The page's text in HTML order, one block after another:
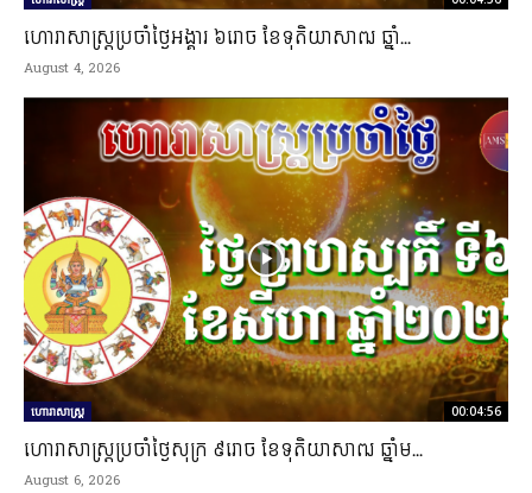
ហោរាសាស្រ្តប្រចាំថ្ងៃអង្គារ ៦រោច ខែទុតិយាសាឍ ឆ្នាំ...
August 4, 2026
ហោរាសាស្ត្រ 00:04:56
ហោរាសាស្រ្តប្រចាំថ្ងៃសុក្រ ៩រោច ខែទុតិយាសាឍ ឆ្នាំម...
August 6, 2026